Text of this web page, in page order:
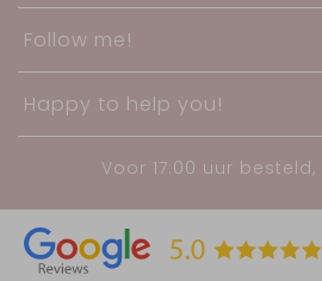
Follow me!
Happy to help you!
Voor 17:00 uur